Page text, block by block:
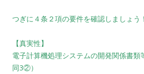
つぎに４条２項の要件を確認しましょう！
【真実性】
電子計算機処理システムの開発関係書類
同3②）